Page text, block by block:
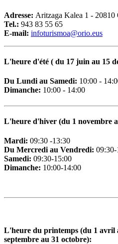
Adresse: Aritzaga Kalea 1 - 20810
Tel.: 943 83 55 65
E-mail: infoturismoa@orio.eus
L'heure d'été ( du 17 juin au 15
Du Lundi au Samedi: 10:00 -
Dimanche: 10:00 - 14:00
L'heure d'hiver (du 1 novembre
Mardi: 09:30 -13:30
Du Mercredi au Vendredi:
Samedi: 09:30-15:00
Dimanche: 10:00-14:00
L'heure du printemps (du 1 avril
septembre au 31 octobre):